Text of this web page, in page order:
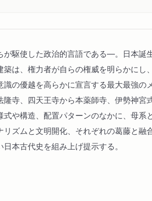
が駆使した政治的言語である―。日本誕
築は、権力者が自らの権威を明らかにし
識の優越を高らかに宣言する最大最強の
隆寺、四天王寺から本薬師寺、伊勢神宮
や構造、配置パターンのなかに、母系と
リズムと文明開化、それぞれの葛藤と融
本古代史を組み上げ提示する。